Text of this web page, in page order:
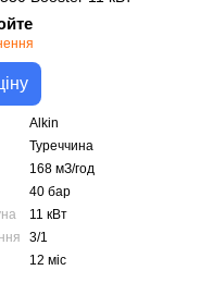
Alkin
Туреччина
168 мЗ/год
40 бар
11 кВт
3/1
12 міс